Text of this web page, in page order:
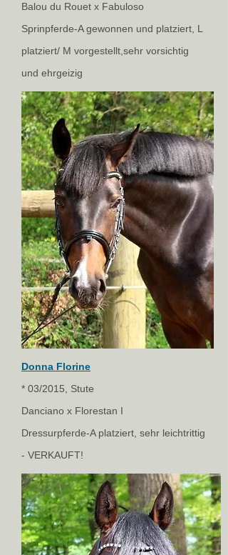
Balou du Rouet x Fabuloso
Sprinpferde-A gewonnen und platziert, L
platziert/ M vorgestellt,sehr vorsichtig
und ehrgeizig
Donna Florine
* 03/2015, Stute
Danciano x Florestan I
Dressurpferde-A platziert, sehr leichtrittig
- VERKAUFT!